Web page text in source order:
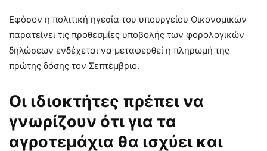
Εφόσον η πολιτική ηγεσία του υπουργείου Οικονομικών
παρατείνει τις προθεσμίες υποβολής των φορολογικών
δηλώσεων ενδέχεται να μεταφερθεί η πληρωμή της
πρώτης δόσης τον Σεπτέμβριο.
Οι ιδιοκτήτες πρέπει να
γνωρίζουν ότι για τα
αγροτεμάχια θα ισχύει και